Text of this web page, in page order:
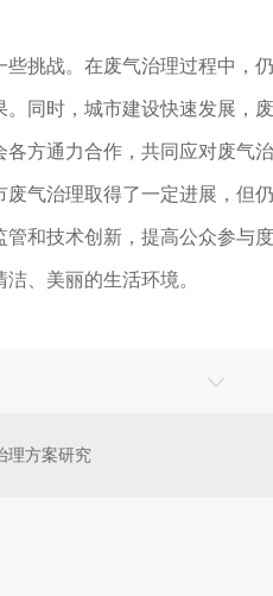
些挑战。在废气治理过程中，
同时，城市建设快速发展，
方通力合作，共同应对废气治
废气治理取得了一定进展，但
和技术创新，提高公众参与
、美丽的生活环境。
理方案研究